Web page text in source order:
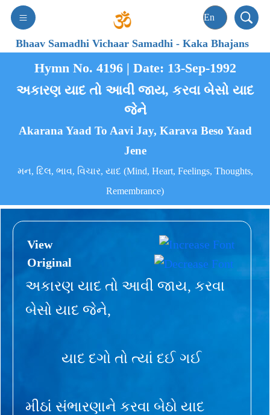
Bhaav Samadhi Vichaar Samadhi-Kaka Bhajans
Hymn No. 4196 | Date: 13-Sep-1992
અકારણ યાદ તો આવી જાય, કરવા બેસો યાદ
જેને
Akarana Yaad To Aavi Jay, Karava Beso Yaad
Jene
મન, દિલ, ભાવ, વિચાર, યાદ (Mind, Heart, Feelings, Thoughts,
Remembrance)
View
Original
અકારણ યાદ તો આવી જાય, કરવા
બેસો યાદ જેને,
યાદ દગો તો ત્યાં દઈ ગઈ
મીઠાં સંભારણાને કરવા બેઠો યાદ